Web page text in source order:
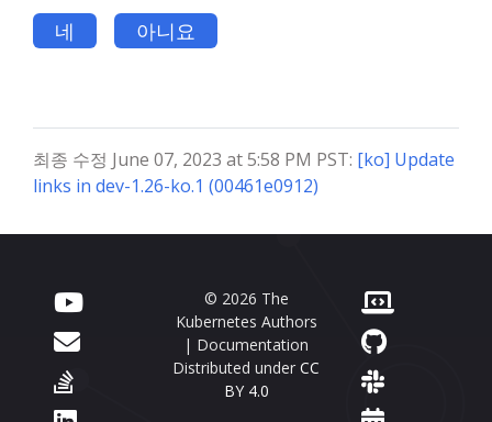
네 아니요
최종 수정 June 07, 2023 at 5:58 PM PST: [ko] Update
links in dev-1.26-ko.1 (00461e0912)
© 2026 The
Kubernetes Authors
| Documentation
Distributed under CC
BY 4.0